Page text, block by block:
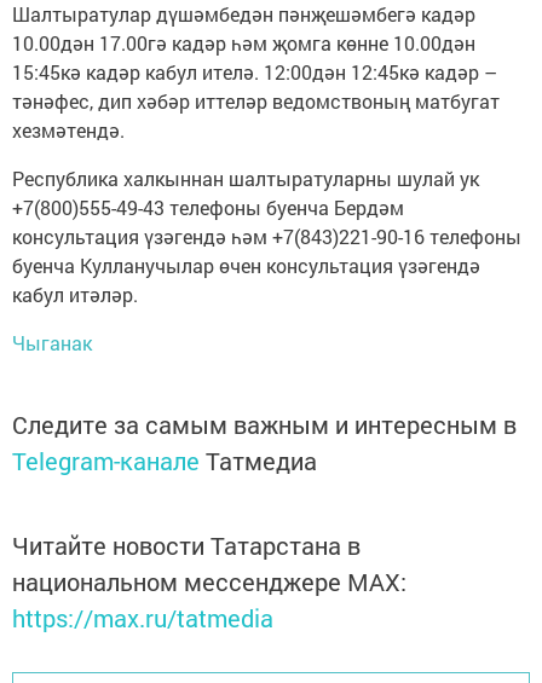
Шалтыратулар дүшәмбедән пәнҗешәмбегә кадәр
10.00дән 17.00гә кадәр һәм җомга көнне 10.00дән
15:45кә кадәр кабул ителә. 12:00дән 12:45кә кадәр –
тәнәфес, дип хәбәр иттеләр ведомствоның матбугат
хезмәтендә.
Республика халкыннан шалтыратуларны шулай ук
+7(800)555-49-43 телефоны буенча Бердәм
консультация үзәгендә һәм +7(843)221-90-16 телефоны
буенча Кулланучылар өчен консультация үзәгендә
кабул итәләр.
Чыганак
Следите за самым важным и интересным в
Telegram-канале Татмедиа
Читайте новости Татарстана в
национальном мессенджере MАХ:
https://max.ru/tatmedia